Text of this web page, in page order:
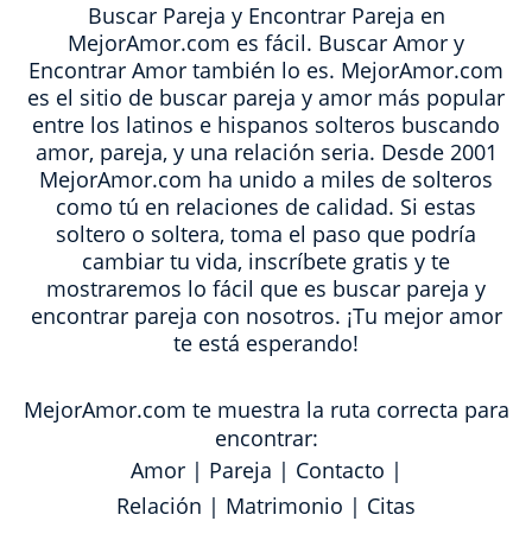
Buscar Pareja y Encontrar Pareja en
MejorAmor.com es fácil. Buscar Amor y
Encontrar Amor también lo es. MejorAmor.com
es el sitio de buscar pareja y amor más popular
entre los latinos e hispanos solteros buscando
amor, pareja, y una relación seria. Desde 2001
MejorAmor.com ha unido a miles de solteros
como tú en relaciones de calidad. Si estas
soltero o soltera, toma el paso que podría
cambiar tu vida, inscríbete gratis y te
mostraremos lo fácil que es buscar pareja y
encontrar pareja con nosotros. ¡Tu mejor amor
te está esperando!
MejorAmor.com te muestra la ruta correcta para
encontrar:
Amor| Pareja | Contacto |
Relación | Matrimonio | Citas